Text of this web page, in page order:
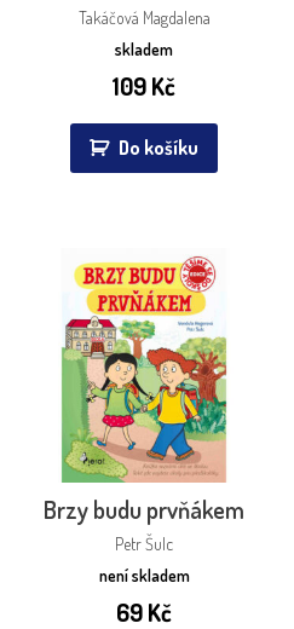
Takáčová Magdalena
skladem
109Kč
Do košíku
Brzy budu prvňákem
Petr Šulc
není skladem
69Kč